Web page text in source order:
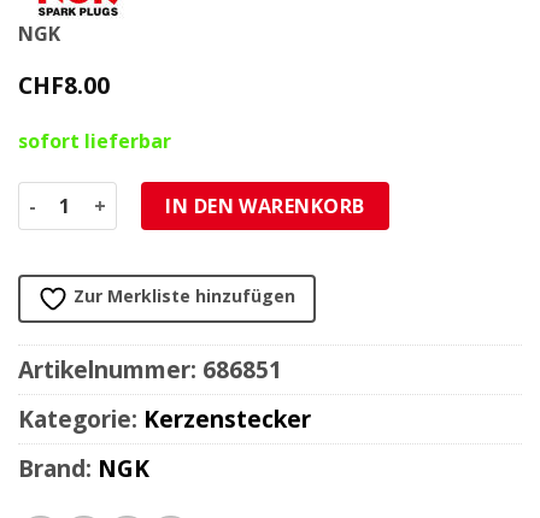
NGK
CHF8.00
sofort lieferbar
Kerzenstecker NGK LB05E Menge
IN DEN WARENKORB
Zur Merkliste hinzufügen
Artikelnummer: 686851
Kategorie: Kerzenstecker
Brand: NGK